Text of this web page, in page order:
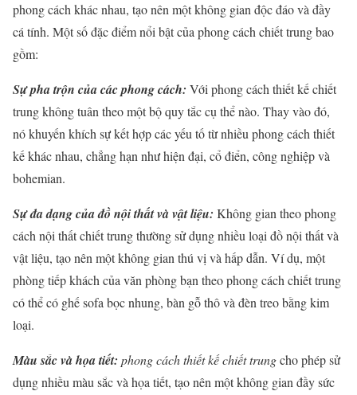
phong cách khác nhau, tạo nên một không gian độc đáo và đầy
cá tính. Một số đặc điểm nổi bật của phong cách chiết trung bao
gồm:
Sự pha trộn của các phong cách: Với phong cách thiết kế chiết
trung không tuân theo một bộ quy tắc cụ thể nào. Thay vào đó,
nó khuyến khích sự kết hợp các yếu tố từ nhiều phong cách thiết
kế khác nhau, chẳng hạn như hiện đại, cổ điển, công nghiệp và
bohemian.
Sự đa dạng của đồ nội thất và vật liệu: Không gian theo phong
cách nội thất chiết trung thường sử dụng nhiều loại đồ nội thất và
vật liệu, tạo nên một không gian thú vị và hấp dẫn. Ví dụ, một
phòng tiếp khách của văn phòng bạn theo phong cách chiết trung
có thể có ghế sofa bọc nhung, bàn gỗ thô và đèn treo bằng kim
loại.
Màu sắc và họa tiết: phong cách thiết kế chiết trungcho phép sử
dụng nhiều màu sắc và họa tiết, tạo nên một không gian đầy sức